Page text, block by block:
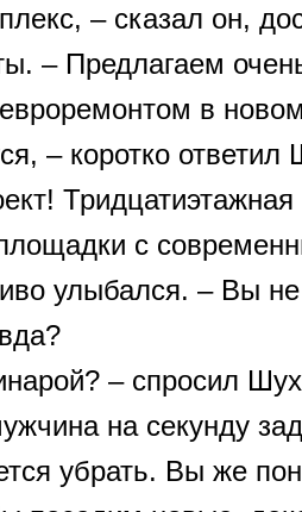
– сказал он,
– Предлагаем
в
– коротко ответил
площадки с
улыбался. – Вы
– спросил
на секунду
убрать. Вы же